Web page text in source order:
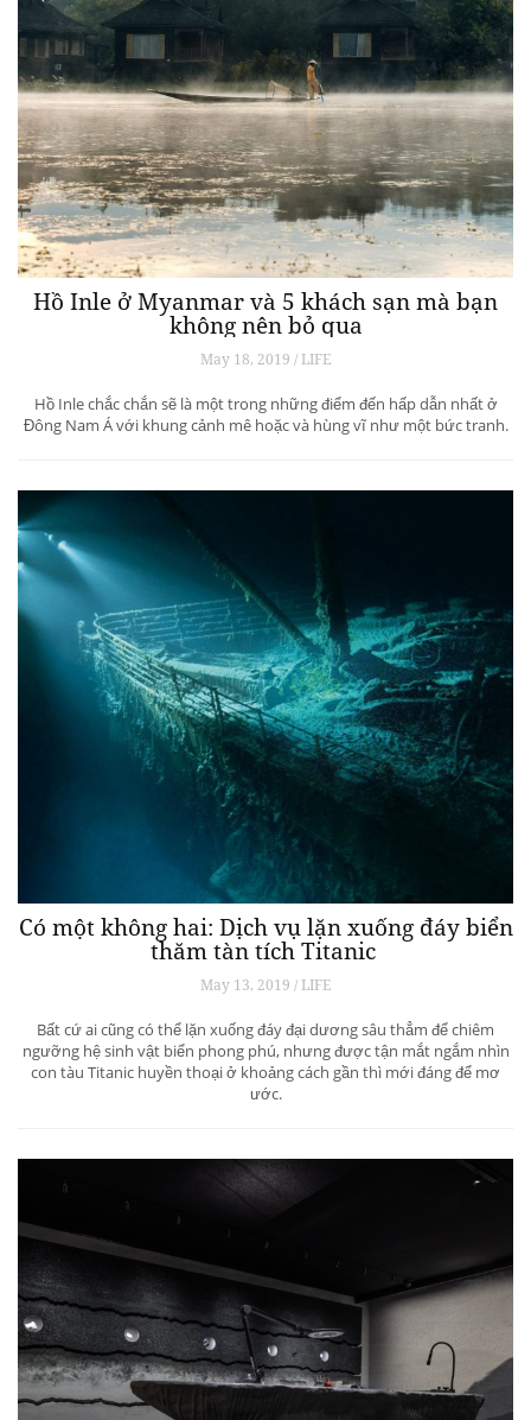
Hồ Inle ở Myanmar và 5 khách sạn mà bạn
không nên bỏ qua
May 18, 2019 / LIFE
Hồ Inle chắc chắn sẽ là một trong những điểm đến hấp dẫn nhất ở
Đông Nam Á với khung cảnh mê hoặc và hùng vĩ như một bức tranh.
Có một không hai: Dịch vụ lặn xuống đáy biển
thăm tàn tích Titanic
May 13, 2019 / LIFE
Bất cứ ai cũng có thể lặn xuống đáy đại dương sâu thẳm để chiêm
ngưỡng hệ sinh vật biển phong phú, nhưng được tận mắt ngắm nhìn
con tàu Titanic huyền thoại ở khoảng cách gần thì mới đáng để mơ
ước.